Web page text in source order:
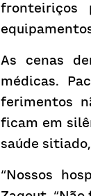
fronteiriços
As cenas
médicas.
ferimentos
ficam em
saúde
“Nossos